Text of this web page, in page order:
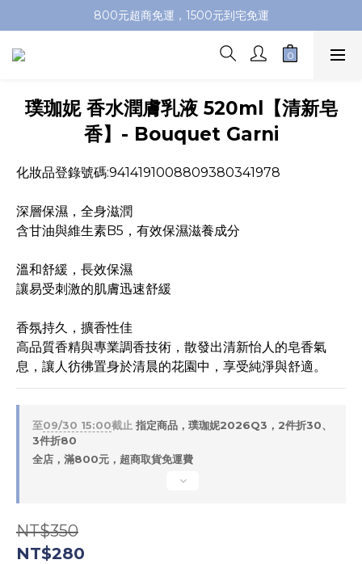
加入會員即送100元購物金，推薦好友，再送購物金
800元超商免運，1500元到宅免運
加入會員即送100元購物金，推薦好友，再送購物金
璞珈妮 香水潤膚乳液 520ml【清新皂
香】- Bouquet Garni
化妝品登錄號碼:9414191008809380341978
深層保濕，全身滋潤
含甘油與維生素B5，有效保濕滋養成分
溫和舒緩，長效保濕
讓易受刺激的肌膚迅速舒緩
香氛持久，擴香性佳
高品質香精與專業調香技術，散發出清新怡人的皂香氣
息，讓人彷彿置身於清晨的花園中，享受純淨與舒適。
至09/30 15:00截止 指定商品，璞珈妮2026Q3，2件折30、
3件折80
全店，滿800元，超商取貨免運費
NT$350
NT$280